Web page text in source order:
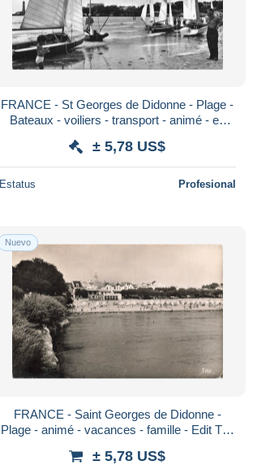
FRANCE - St Georges de Didonne - Plage -
Bateaux - voiliers - transport - animé - ed
± 5,78 US$
Estatus Profesional
Nuevo
FRANCE - Saint Georges de Didonne -
Plage - animé - vacances - famille - Edit Tito
± 5,78 US$